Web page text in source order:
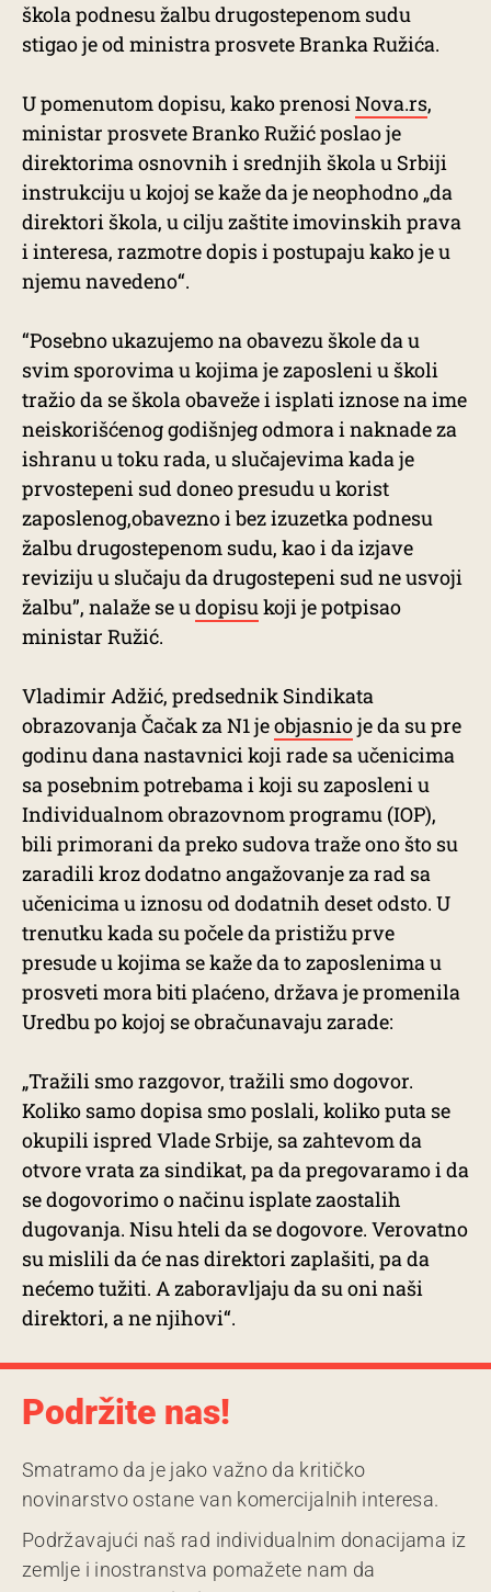
škola podnesu žalbu drugostepenom sudu
stigao je od ministra prosvete Branka Ružića.
U pomenutom dopisu, kako prenosiNova.rs,
ministar prosvete Branko Ružić poslao je
direktorima osnovnih i srednjih škola u Srbiji
instrukciju u kojoj se kaže da je neophodno „da
direktori škola, u cilju zaštite imovinskih prava
i interesa, razmotre dopis i postupaju kako je u
njemu navedeno“.
“Posebno ukazujemo na obavezu škole da u
svim sporovima u kojima je zaposleni u školi
tražio da se škola obaveže i isplati iznose na ime
neiskorišćenog godišnjeg odmora i naknade za
ishranu u toku rada, u slučajevima kada je
prvostepeni sud doneo presudu u korist
zaposlenog,obavezno i bez izuzetka podnesu
žalbu drugostepenom sudu, kao i da izjave
reviziju u slučaju da drugostepeni sud ne usvoji
žalbu”, nalaže se udopisukoji je potpisao
ministar Ružić.
Vladimir Adžić, predsednik Sindikata
obrazovanja Čačak za N1 jeobjasnioje da su pre
godinu dana nastavnici koji rade sa učenicima
sa posebnim potrebama i koji su zaposleni u
Individualnom obrazovnom programu (IOP),
bili primorani da preko sudova traže ono što su
zaradili kroz dodatno angažovanje za rad sa
učenicima u iznosu od dodatnih deset odsto. U
trenutku kada su počele da pristižu prve
presude u kojima se kaže da to zaposlenima u
prosveti mora biti plaćeno, država je promenila
Uredbu po kojoj se obračunavaju zarade:
„Tražili smo razgovor, tražili smo dogovor.
Koliko samo dopisa smo poslali, koliko puta se
okupili ispred Vlade Srbije, sa zahtevom da
otvore vrata za sindikat, pa da pregovaramo i da
se dogovorimo o načinu isplate zaostalih
dugovanja. Nisu hteli da se dogovore. Verovatno
su mislili da će nas direktori zaplašiti, pa da
nećemo tužiti. A zaboravljaju da su oni naši
direktori, a ne njihovi“.
Podržite nas!
Smatramo da je jako važno da kritičko
novinarstvo ostane van komercijalnih interesa.
Podržavajući naš rad individualnim donacijama iz
zemlje i inostranstva pomažete nam da